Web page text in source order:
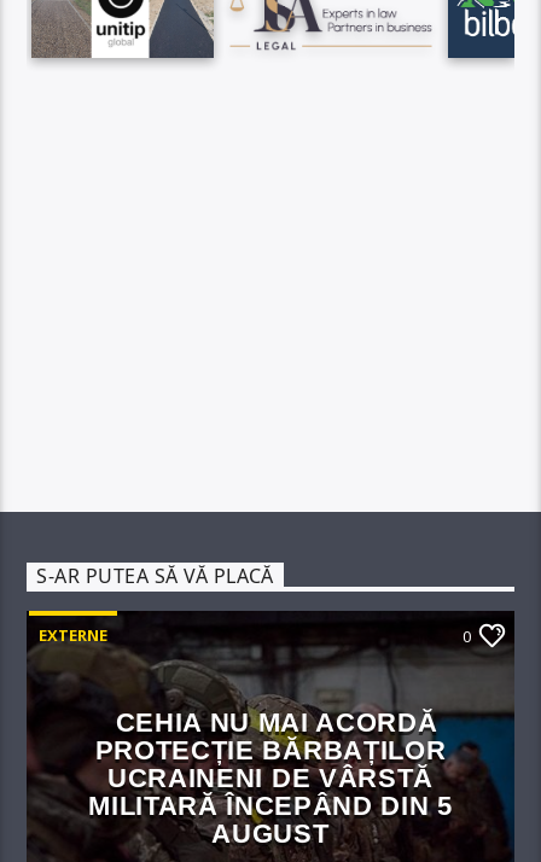
S-AR PUTEA SĂ VĂ PLACĂ
EXTERNE 0
CEHIA NU MAI ACORDĂ
PROTECȚIE BĂRBAȚILOR
UCRAINENI DE VÂRSTĂ
MILITARĂ ÎNCEPÂND DIN 5
AUGUST